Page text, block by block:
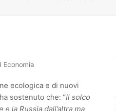
Economia
ecologica e di nuovi
sostenuto che: “Il solco
la Russia dall’altra ma